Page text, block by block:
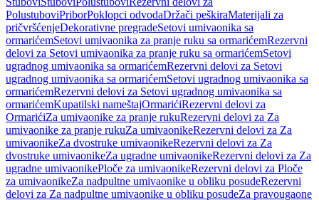
PolustuboviPriborPoklopci odvodaDržači peškiraMaterijali za
pričvršćenjeDekorativne pregradeSetovi umivaonika sa
ormarićemSetovi umivaonika za pranje ruku sa ormarićemRezervni
delovi za Setovi umivaonika za pranje ruku sa ormarićemSetovi
ugradnog umivaonika sa ormarićemRezervni delovi za Setovi
ugradnog umivaonika sa ormarićemSetovi ugradnog umivaonika sa
ormarićemRezervni delovi za Setovi ugradnog umivaonika sa
ormarićemKupatilski nameštajOrmarićiRezervni delovi za
OrmarićiZa umivaonike za pranje rukuRezervni delovi za Za
umivaonike za pranje rukuZa umivaonikeRezervni delovi za Za
umivaonikeZa dvostruke umivaonikeRezervni delovi za Za
dvostruke umivaonikeZa ugradne umivaonikeRezervni delovi za Za
ugradne umivaonikePloče za umivaonikeRezervni delovi za Ploče
za umivaonikeZa nadpultne umivaonike u obliku posudeRezervni
delovi za Za nadpultne umivaonike u obliku posudeZa pravougaone